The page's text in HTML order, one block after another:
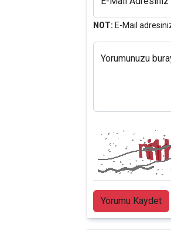
NOT: E-Mail
Yorumunuzu
Yorumu Kaydet